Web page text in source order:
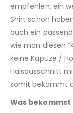
empfehlen, ein
Shirt schon
auch ein
wie man diesen
keine Kapuze /
Halsausschnitt
somit bekommt
Was bekommst